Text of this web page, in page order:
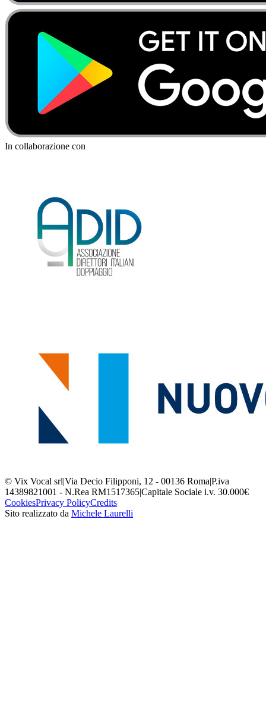
In collaborazione con
© Vix Vocal srl|Via Decio Filipponi, 12 - 00136 Roma|P.iva
14389821001 - N.Rea RM1517365|Capitale Sociale i.v. 30.000€
CookiesPrivacy PolicyCredits
Sito realizzato da Michele Laurelli